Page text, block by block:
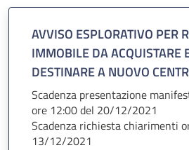
RICHIESTA DI PREVENTIVI -
INDAGINI AMBIENTALI
CARATTERIZZAZIONE DEL
DEL RISCHIO SITO
152/2006, DA EFFETTUARSI
DI VIA ORUS IN PADOVA
AVVISO ESPLORATIVO PER
IMMOBILE DA ACQUISTARE
DESTINARE A NUOVO
PER LE CURE PALLIATIVE
Scadenza presentazione
ore 12:00 del 20/12/2021
Scadenza richiesta chiarimenti
13/12/2021